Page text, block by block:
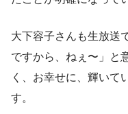
大下容子さんも生放送
ですから、ねぇ〜」と
く、お幸せに、輝いて
す。